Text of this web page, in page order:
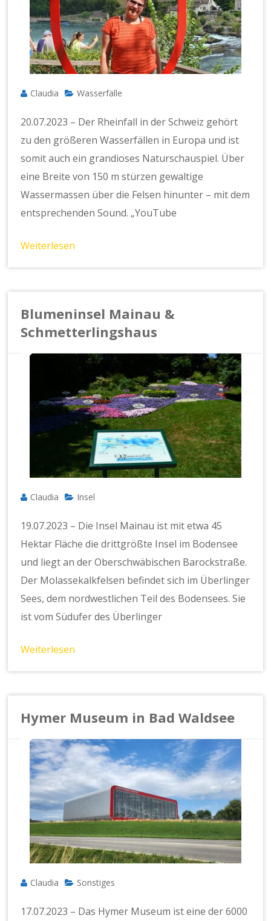
Claudia Wasserfälle
20.07.2023 – Der Rheinfall in der Schweiz gehört
zu den größeren Wasserfällen in Europa und ist
somit auch ein grandioses Naturschauspiel. Über
eine Breite von 150 m stürzen gewaltige
Wassermassen über die Felsen hinunter – mit dem
entsprechenden Sound. „YouTube
Weiterlesen
Blumeninsel Mainau &
Schmetterlingshaus
Claudia Insel
19.07.2023 – Die Insel Mainau ist mit etwa 45
Hektar Fläche die drittgrößte Insel im Bodensee
und liegt an der Oberschwäbischen Barockstraße.
Der Molassekalkfelsen befindet sich im Überlinger
Sees, dem nordwestlichen Teil des Bodensees. Sie
ist vom Südufer des Überlinger
Weiterlesen
Hymer Museum in Bad Waldsee
Claudia Sonstiges
17.07.2023 – Das Hymer Museum ist eine der 6000